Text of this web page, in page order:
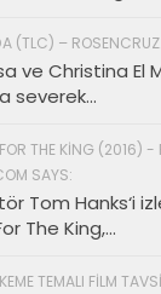
(TLC) –
ve Christina El
severek...
THE KING (2016) -
SAYS:
Tom Hanks‘i
The King,...
TEMALI FILM